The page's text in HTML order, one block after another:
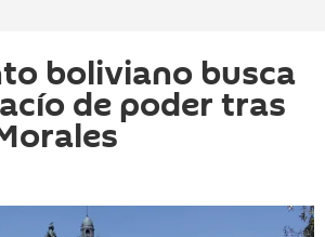
boliviano busca
de poder tras